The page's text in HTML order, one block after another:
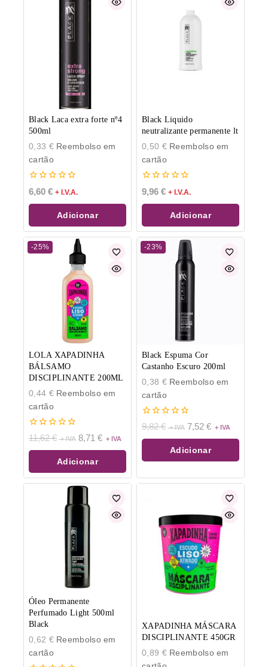
Black Laca extra forte nº4
500ml
0,33 €Reembolso em
cartão
0
de
5
6,60 € + I.V.A.
Adicionar
Black Liquido
neutralizante permanente lt
0,50 €Reembolso em
cartão
0
de
5
9,96 € + I.V.A.
Adicionar
-25%
LOLA XAPADINHA
BÁLSAMO
DISCIPLINANTE 200ML
0,44 €Reembolso em
cartão
0
de
5
11,62€ 8,71 €
Adicionar
-23%
Black Espuma Cor
Castanho Escuro 200ml
0,38 €Reembolso em
cartão
0
de
5
9,82€ 7,52 €
Adicionar
Óleo Permanente
Perfumado Light 500ml
Black
0,62 €Reembolso em
cartão
XAPADINHA MÁSCARA
DISCIPLINANTE 450GR
0,89 €Reembolso em